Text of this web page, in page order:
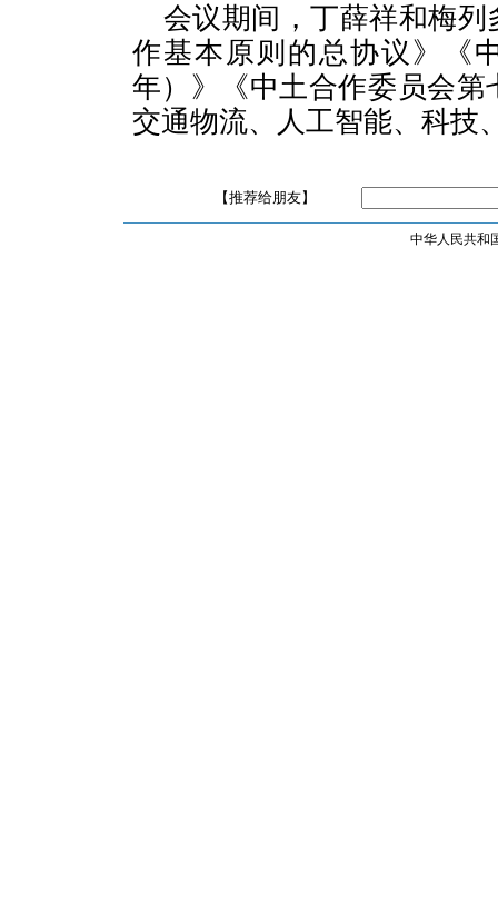
会议期间，丁薛祥和梅
作基本原则的总协议》《
年）》《中土合作委员会
交通物流、人工智能、科技
【推荐给朋友】
中华人民共和